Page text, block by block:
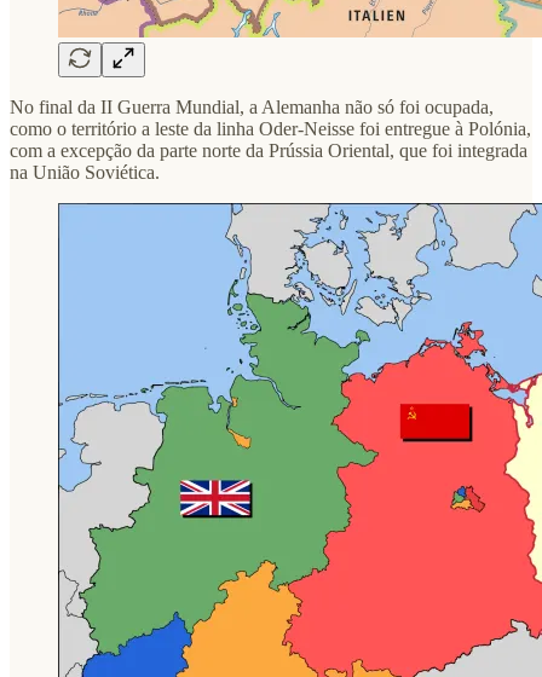
No final da II Guerra Mundial, a Alemanha não só foi ocupada,
como o território a leste da linha Oder-Neisse foi entregue à Polónia,
com a excepção da parte norte da Prússia Oriental, que foi integrada
na União Soviética.